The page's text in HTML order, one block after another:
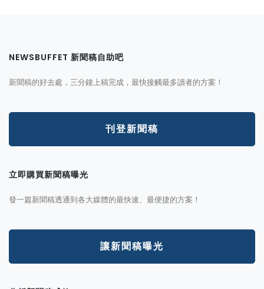
NEWSBUFFET 新聞稿自助吧
新聞稿的好去處，三分鐘上稿完成，最快接觸最多讀者的方案！
刊登新聞稿
立即購買新聞稿曝光
發一篇新聞稿透通到各大媒體的最快速、最便捷的方案！
讓新聞稿曝光